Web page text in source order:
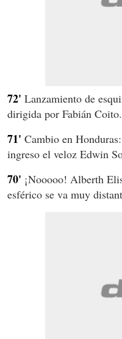
72' Lanzamiento de
dirigida por Fabián Coito.
71' Cambio en
ingreso el veloz Edwin
70' ¡Nooooo! Alberth
esférico se va muy